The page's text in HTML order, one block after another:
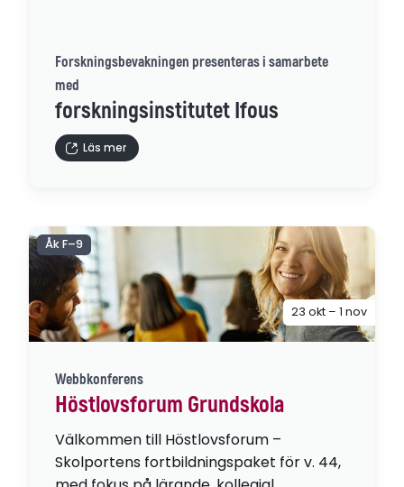
Forskningsbevakningen presenteras i samarbete
med
forskningsinstitutet Ifous
Läs mer
Webbkonferens
Höstlovsforum Grundskola
Välkommen till Höstlovsforum –
Skolportens fortbildningspaket för v. 44,
Åk F–9
23 okt – 1 nov